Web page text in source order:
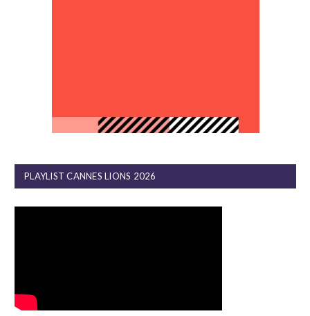
PLAYLIST CANNES LIONS 2026